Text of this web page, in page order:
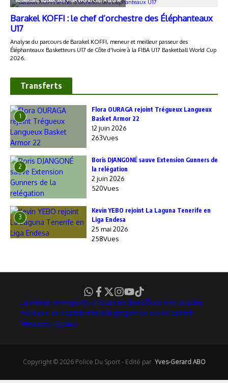
Transferts
1
Flora OURAGA rejoint Trégueux Langueux
Basket Armor 22
12 juin 2026
263Vues
2
Boris DJANGONÉ sauve Extension Gunners de
la relégation
2 juin 2026
520Vues
3
Kevin YEBO rejoint La Laguna Tenerife en
Liga Endesa
25 mai 2026
258Vues
Le média omnisports africain en directTous nos articles
Politique de confidentialitéÀ propos de nousContact
Mentions légales
Copyright © 2026 Police Du Sport - Edité par Yves-Gerard ABO